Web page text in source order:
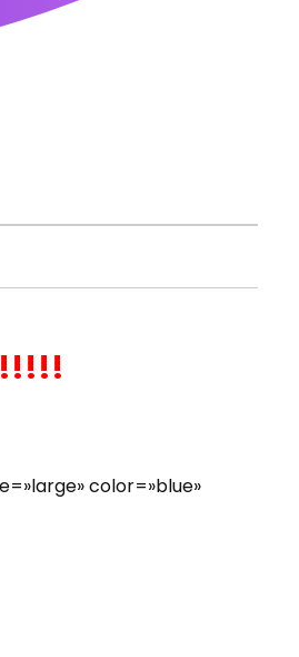
color=»blue»